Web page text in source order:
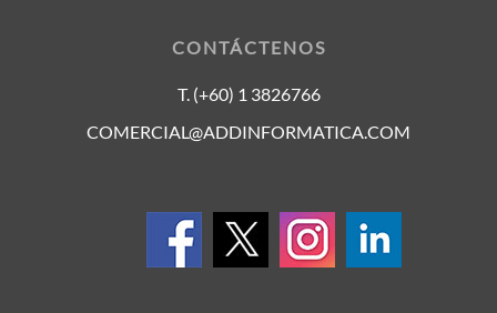
CONTÁCTENOS
T. (+60) 1 3826766
COMERCIAL@ADDINFORMATICA.COM